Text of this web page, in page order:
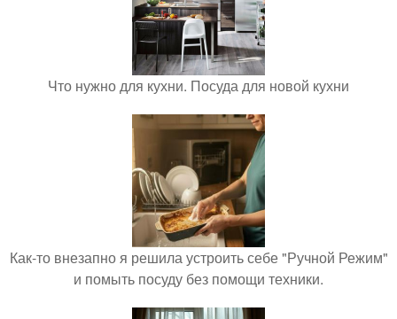
Что нужно для кухни. Посуда для новой кухни
Как-то внезапно я решила устроить себе "Ручной Режим"
и помыть посуду без помощи техники.